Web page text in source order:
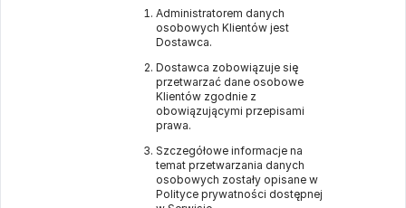
Administratorem danych
osobowych Klientów jest
Dostawca.
Dostawca zobowiązuje się
przetwarzać dane osobowe
Klientów zgodnie z
obowiązującymi przepisami
prawa.
Szczegółowe informacje na
temat przetwarzania danych
osobowych zostały opisane w
Polityce prywatności dostępnej